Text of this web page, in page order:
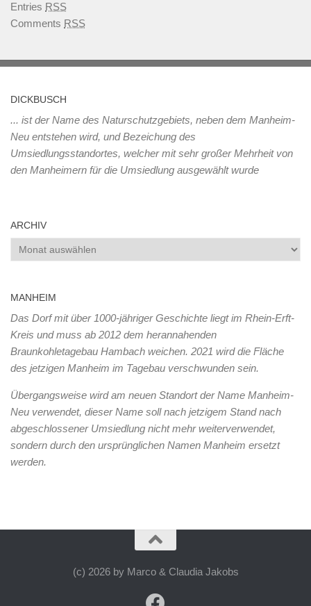
Entries RSS
Comments RSS
DICKBUSCH
... ist der Name des Naturschutzgebiets, neben dem Manheim-
Neu entstehen wird, und Bezeichung des
Umsiedlungsstandortes, welcher mit sehr großer Mehrheit von
den Manheimern für die Umsiedlung ausgewählt wurde
ARCHIV
Archiv
MANHEIM
Das Dorf mit über 1000-jähriger Geschichte liegt im Rhein-Erft-
Kreis und muss ab 2012 dem herannahenden
Braunkohletagebau Hambach weichen. 2021 wird die Fläche
des jetzigen Manheim im Tagebau verschwunden sein.
Übergangsweise wird am neuen Standort der Name Manheim-
Neu verwendet, dieser Name soll nach jetzigem Stand nach
abgeschlossener Umsiedlung nicht mehr weiterverwendet,
sondern durch den ursprünglichen Namen Manheim ersetzt
werden.
(c) 2026 by Marco & Claudia Jakobs